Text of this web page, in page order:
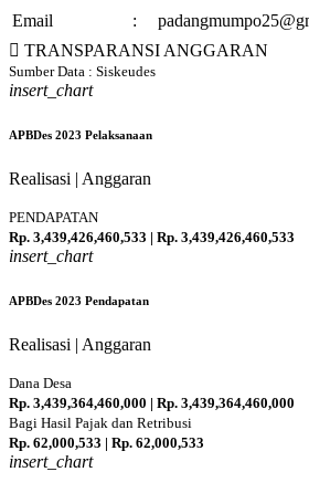
Email
:
TRANSPARANSI ANGGARAN
Sumber Data : Siskeudes
insert_chart
APBDes 2023 Pelaksanaan
Realisasi | Anggaran
PENDAPATAN
Rp. 3,439,426,460,533 | Rp. 3,439,426,460,533
insert_chart
APBDes 2023 Pendapatan
Realisasi | Anggaran
Dana Desa
Rp. 3,439,364,460,000 | Rp. 3,439,364,460,000
Bagi Hasil Pajak dan Retribusi
Rp. 62,000,533 | Rp. 62,000,533
insert_chart